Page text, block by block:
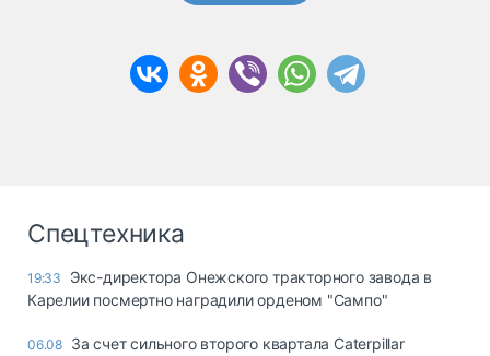
Спецтехника
19:33
Экс-директора Онежского тракторного завода в
Карелии посмертно наградили орденом "Сампо"
06.08 За счет сильного второго квартала Caterpillar